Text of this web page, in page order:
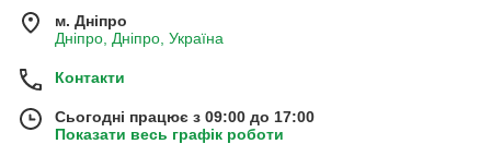
м. Дніпро
Дніпро, Дніпро, Україна
Контакти
Сьогодні працює з 09:00 до 17:00
Показати весь графік роботи